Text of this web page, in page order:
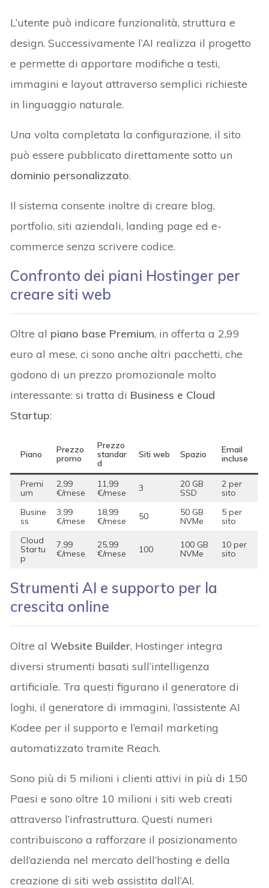
L’utente può indicare funzionalità, struttura e
design. Successivamente l’AI realizza il progetto
e permette di apportare modifiche a testi,
immagini e layout attraverso semplici richieste
in linguaggio naturale.
Una volta completata la configurazione, il sito
può essere pubblicato direttamente sotto un
dominio personalizzato.
Il sistema consente inoltre di creare blog,
portfolio, siti aziendali, landing page ed e-
commerce senza scrivere codice.
Confronto dei piani Hostinger per
creare siti web
Oltre al piano base Premium, in offerta a 2,99
euro al mese, ci sono anche altri pacchetti, che
godono di un prezzo promozionale molto
interessante: si tratta di Business e Cloud
Startup:
Piano
Prezzo
promo
Prezzo
standar
d
Siti web Spazio
Email
incluse
Premi
um
2,99
€/mese
11,99
€/mese
3
20 GB
SSD
2 per
sito
Busine
ss
3,99
€/mese
18,99
€/mese
50
50 GB
NVMe
5 per
sito
Cloud
Startu
p
7,99
€/mese
25,99
€/mese
100
100 GB
NVMe
10 per
sito
Strumenti AI e supporto per la
crescita online
Oltre alWebsite Builder, Hostinger integra
diversi strumenti basati sull’intelligenza
artificiale. Tra questi figurano il generatore di
loghi, il generatore di immagini, l’assistente AI
Kodee per il supporto e l’email marketing
automatizzato tramite Reach.
Sono più di 5 milioni i clienti attivi in più di 150
Paesi e sono oltre 10 milioni i siti web creati
attraverso l’infrastruttura. Questi numeri
contribuiscono a rafforzare il posizionamento
dell’azienda nel mercato dell’hosting e della
creazione di siti web assistita dall’AI.